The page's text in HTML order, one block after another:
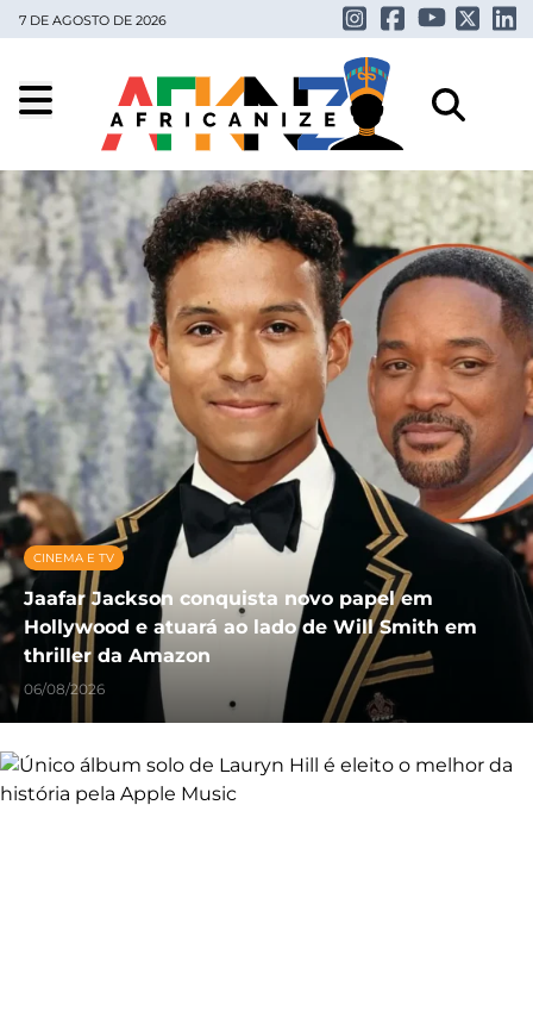
7 DE AGOSTO DE 2026
CINEMA E TV
Jaafar Jackson conquista novo papel em
Hollywood e atuará ao lado de Will Smith em
thriller da Amazon
06/08/2026